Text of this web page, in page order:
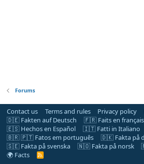
Forums
Contact us Terms and rules Privacy policy
🇩🇪 Fakten auf Deutsch
🇫🇷 Faits en français
🇪🇸 Hechos en Español
🇮🇹 Fatti in Italiano
🇧🇷 🇵🇹 Fatos em português
🇩🇰 Fakta på
🇸🇪 Fakta på svenska
🇳🇴 Fakta på norsk
🌍 Facts
R